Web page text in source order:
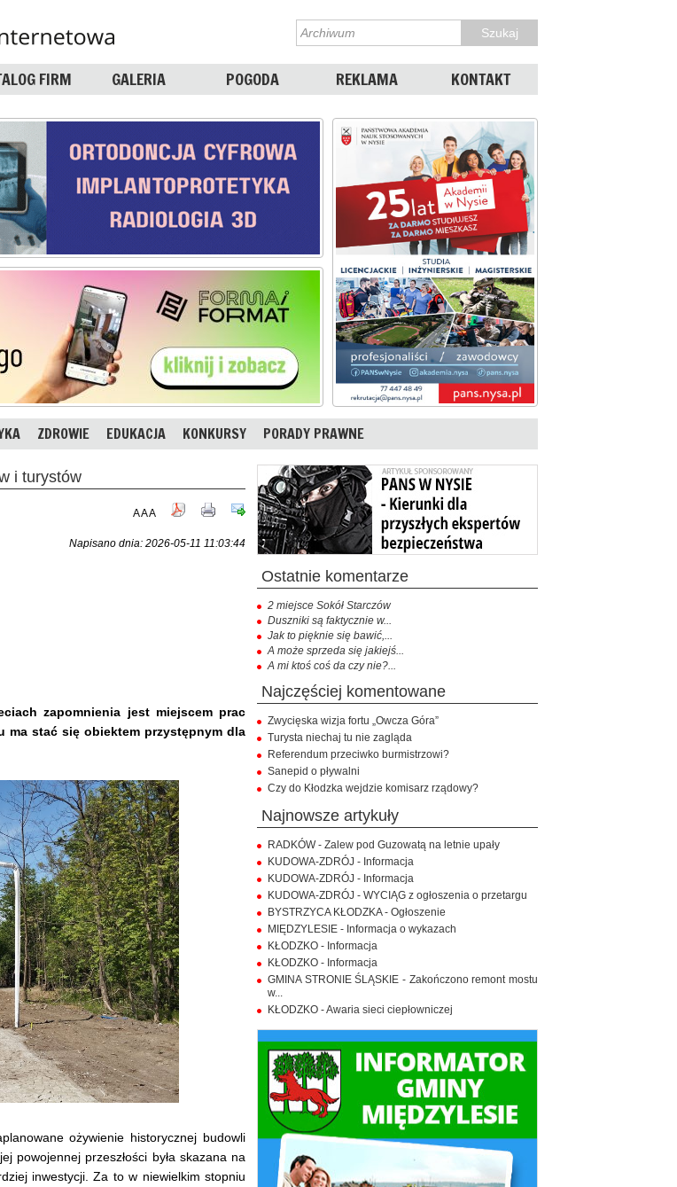
FIRM GALERIA POGODA REKLAMA KONTAKT
ZDROWIE EDUKACJA KONKURSY PORADY PRAWNE
i turystów
AAA
Napisano dnia: 2026-05-11 11:03:44
zapomnienia jest miejscem prac
ma stać się obiektem przystępnym dla
ożywienie historycznej budowli
powojennej przeszłości była skazana na
inwestycji. Za to w niewielkim stopniu
ostatnie komentarze
2 miejsce Sokół Starczów
Duszniki są faktycznie w...
Jak to pięknie się bawić,...
A może sprzeda się jakiejś...
A mi ktoś coś da czy nie?...
najczęściej komentowane
Zwycięska wizja fortu „Owcza Góra”
Turysta niechaj tu nie zagląda
Referendum przeciwko burmistrzowi?
Sanepid o pływalni
Czy do Kłodzka wejdzie komisarz rządowy?
najnowsze artykuły
RADKÓW - Zalew pod Guzowatą na letnie upały
KUDOWA-ZDRÓJ - Informacja
KUDOWA-ZDRÓJ - Informacja
KUDOWA-ZDRÓJ - WYCIĄG z ogłoszenia o przetargu
BYSTRZYCA KŁODZKA - Ogłoszenie
MIĘDZYLESIE - Informacja o wykazach
KŁODZKO - Informacja
KŁODZKO - Informacja
GMINA STRONIE ŚLĄSKIE - Zakończono remont mostu
w...
KŁODZKO - Awaria sieci ciepłowniczej